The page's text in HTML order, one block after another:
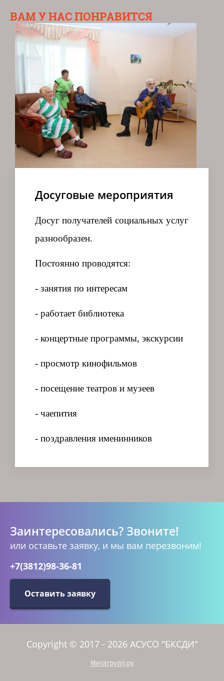
ВАМ У НАС ПОНРАВИТСЯ
Досуговые мероприятия
Досуг получателей социальных услуг
разнообразен.
Постоянно проводятся:
- занятия по интересам
- работает библиотека
- концертные программы, экскурсии
- просмотр кинофильмов
- посещение театров и музеев
- чаепития
- поздравления именинников
Заинтересовались? Звоните!
или оставьте заявку, и мы вам перезвоним!
+7(3812)98-36-81
Оставить заявку
Copyright © 2017 - 2026 АСУСО "БКСДИ"
Мегагрупп.ру